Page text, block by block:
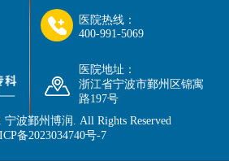
医院热线：
400-991-5069
医院地址：
浙江省宁波市鄞州区锦寓
路197号
宁波鄞州博润 . All Rights Reserved
备2023034740号-7